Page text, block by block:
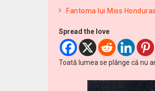
Fantoma lui Miss
Spread the love
Toată lumea se plânge că nu